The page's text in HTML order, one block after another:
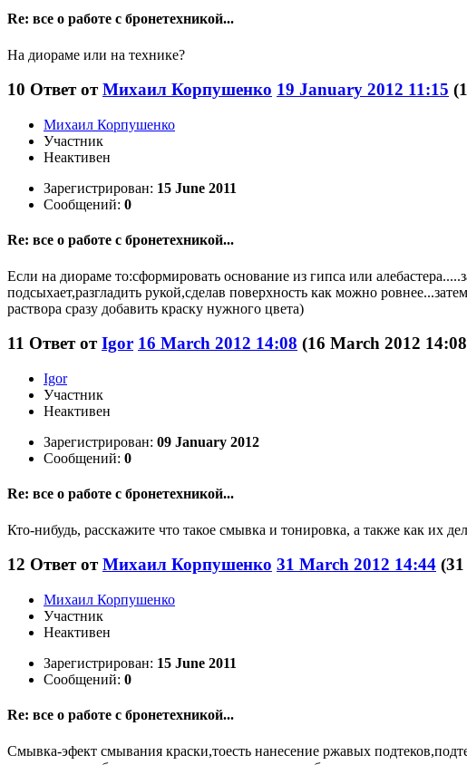
Re: все о работе с бронетехникой...
На диораме или на технике?
10 Ответ отМихаил Корпушенко 19 January 2012 11:15
Михаил Корпушенко
Участник
Неактивен
Зарегистрирован: 15 June 2011
Сообщений: 0
Re: все о работе с бронетехникой...
Если на диораме то:сформировать основание из гипса или
подсыхает,разгладить рукой,сделав поверхность как можно
раствора сразу добавить краску нужного цвета)
11 Ответ отIgor 16 March 2012 14:08 (16 March 2012
Igor
Участник
Неактивен
Зарегистрирован: 09 January 2012
Сообщений: 0
Re: все о работе с бронетехникой...
Кто-нибудь, расскажите что такое смывка и тонировка, а также как их
12 Ответ отМихаил Корпушенко 31 March 2012 14:44
Михаил Корпушенко
Участник
Неактивен
Зарегистрирован: 15 June 2011
Сообщений: 0
Re: все о работе с бронетехникой...
Смывка-эфект смывания краски,тоесть нанесение ржавых